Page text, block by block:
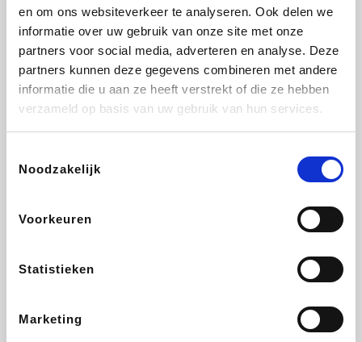
en om ons websiteverkeer te analyseren. Ook delen we
informatie over uw gebruik van onze site met onze
partners voor social media, adverteren en analyse. Deze
partners kunnen deze gegevens combineren met andere
informatie die u aan ze heeft verstrekt of die ze hebben
verzameld op basis van uw gebruik van hun services.
Noodzakelijk
Voorkeuren
Statistieken
Marketing
DectDirect
Brussels Airlines
ZEB Get Your Guide